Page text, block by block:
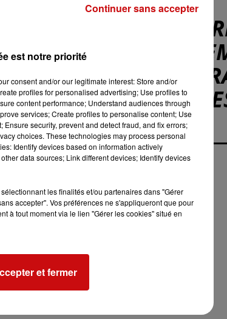
est notre priorité
consent and/or our legitimate interest: Store and/or
profiles for personalised advertising; Use profiles to
content performance; Understand audiences through
services; Create profiles to personalise content; Use
security, prevent and detect fraud, and fix errors;
choices. These technologies may process personal
Identify devices based on information actively
data sources; Link different devices; Identify devices
les finalités et/ou partenaires dans "Gérer
accepter". Vos préférences ne s'appliqueront que pour
à tout moment via le lien "Gérer les cookies" situé en
et fermer
Continuer sans accepter